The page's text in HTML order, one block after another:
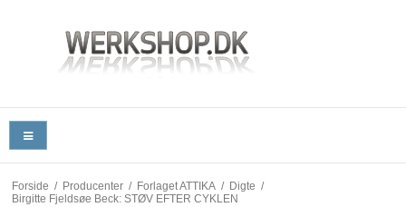
Forside / Producenter / Forlaget ATTIKA / Digte /
Birgitte Fjeldsøe Beck: STØV EFTER CYKLEN